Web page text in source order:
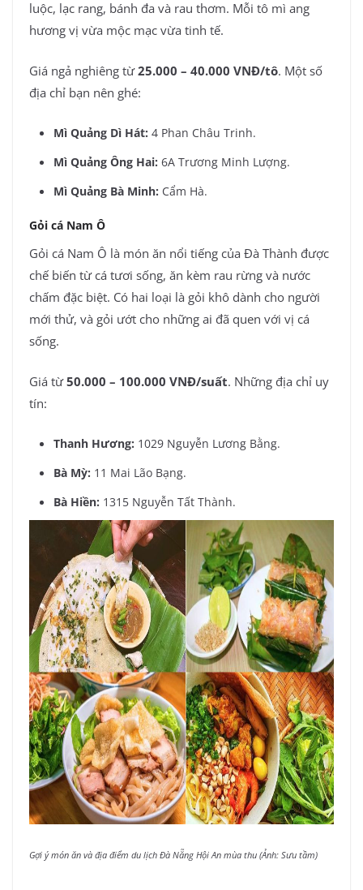
luộc, lạc rang, bánh đa và rau thơm. Mỗi tô mì ang
hương vị vừa mộc mạc vừa tinh tế.
Giá ngả nghiêng từ 25.000 – 40.000 VNĐ/tô. Một số
địa chỉ bạn nên ghé:
Mì Quảng Dì Hát: 4 Phan Châu Trinh.
Mì Quảng Ông Hai: 6A Trương Minh Lượng.
Mì Quảng Bà Minh: Cẩm Hà.
Gỏi cá Nam Ô
Gỏi cá Nam Ô là món ăn nổi tiếng của Đà Thành được
chế biến từ cá tươi sống, ăn kèm rau rừng và nước
chấm đặc biệt. Có hai loại là gỏi khô dành cho người
mới thử, và gỏi ướt cho những ai đã quen với vị cá
sống.
Giá từ 50.000 – 100.000 VNĐ/suất. Những địa chỉ uy
tín:
Thanh Hương: 1029 Nguyễn Lương Bằng.
Bà Mỳ: 11 Mai Lão Bạng.
Bà Hiền: 1315 Nguyễn Tất Thành.
Gợi ý món ăn và địa điểm du lịch Đà Nẵng Hội An mùa thu (Ảnh: Sưu tầm)